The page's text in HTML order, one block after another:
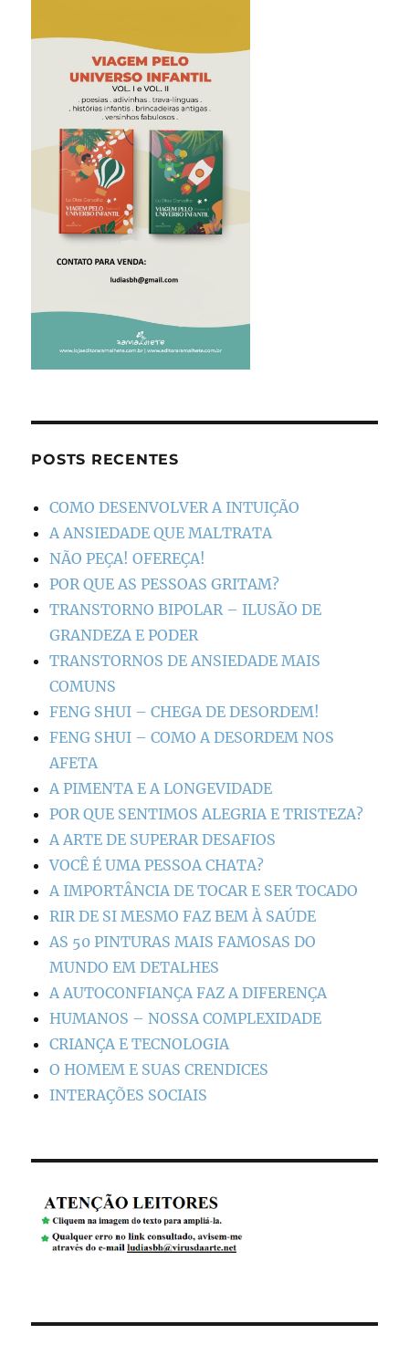
POSTS RECENTES
COMO DESENVOLVER A INTUIÇÃO
A ANSIEDADE QUE MALTRATA
NÃO PEÇA! OFEREÇA!
POR QUE AS PESSOAS GRITAM?
TRANSTORNO BIPOLAR – ILUSÃO DE
GRANDEZA E PODER
TRANSTORNOS DE ANSIEDADE MAIS
COMUNS
FENG SHUI – CHEGA DE DESORDEM!
FENG SHUI – COMO A DESORDEM NOS
AFETA
A PIMENTA E A LONGEVIDADE
POR QUE SENTIMOS ALEGRIA E TRISTEZA?
A ARTE DE SUPERAR DESAFIOS
VOCÊ É UMA PESSOA CHATA?
A IMPORTÂNCIA DE TOCAR E SER TOCADO
RIR DE SI MESMO FAZ BEM À SAÚDE
AS 50 PINTURAS MAIS FAMOSAS DO
MUNDO EM DETALHES
A AUTOCONFIANÇA FAZ A DIFERENÇA
HUMANOS – NOSSA COMPLEXIDADE
CRIANÇA E TECNOLOGIA
O HOMEM E SUAS CRENDICES
INTERAÇÕES SOCIAIS